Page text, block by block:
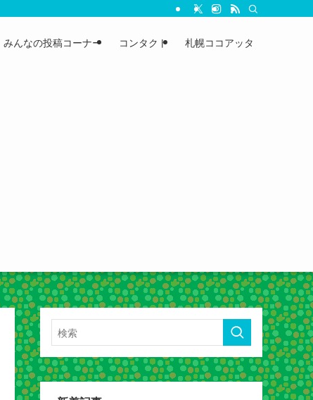
みんなの投稿コーナー コンタクト 札幌ココアッタ